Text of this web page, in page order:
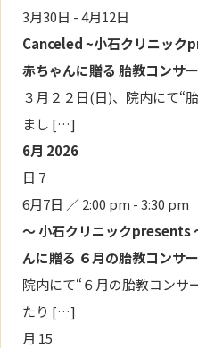
3月30日 -4月12日
Canceled~小石クリニック
赤ちゃんに贈る 胎教コンサ
３月２２日(日)、院内にて“
まし […]
6月 2026
日 7
6月7日 ／ 2:00 pm -3:30 pm
～ 小石クリニックpresents
んに贈る ６月の胎教コンサ
院内にて“６月の胎教コンサ
たり […]
月 15